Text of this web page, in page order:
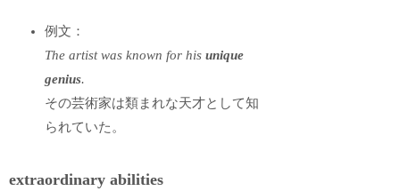
例文：
The artist was known for hisunique
genius.
その芸術家は類まれな天才として知
られていた。
extraordinary abilities